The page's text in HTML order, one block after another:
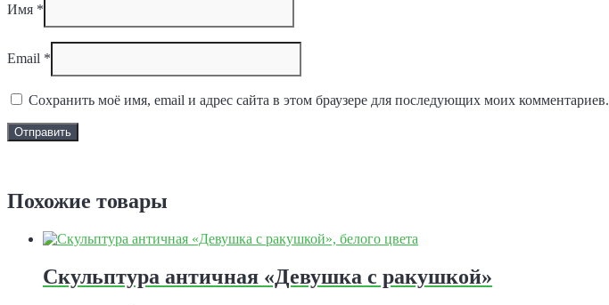
Имя *
Email *
Сохранить моё имя, email и адрес сайта в этом браузере для последующих моих комментариев.
Похожие товары
Скульптура античная «Девушка с ракушкой»